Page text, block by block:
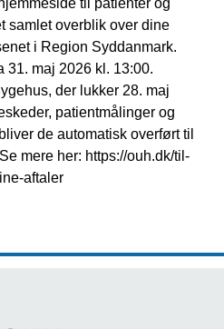
til patienter og
samlet overblik over dine
i Region Syddanmark.
31. maj 2026 kl. 13:00.
der lukker 28. maj
patientmålinger og
de automatisk overført til
mere her: https://ouh.dk/til-
aftaler